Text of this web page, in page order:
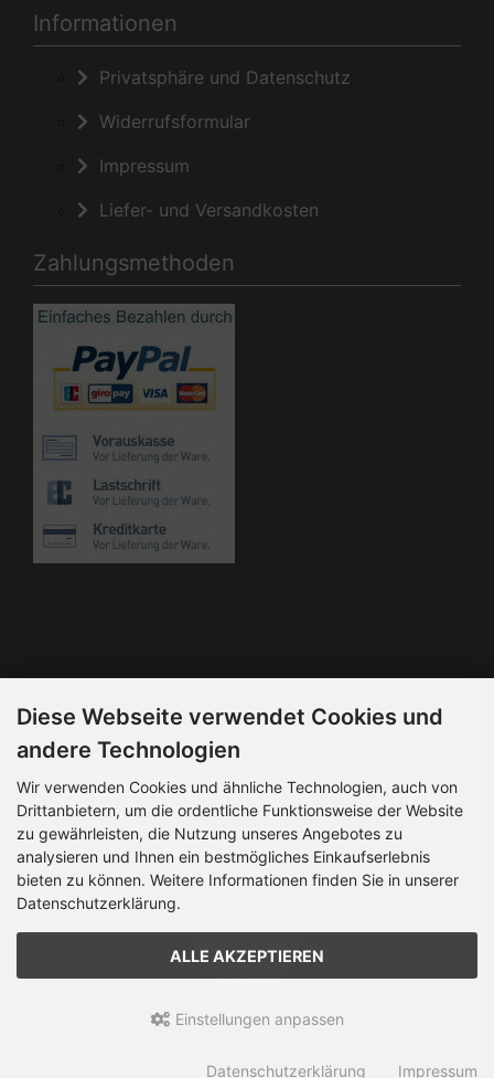
Informationen
Privatsphäre und Datenschutz
Widerrufsformular
Impressum
Liefer- und Versandkosten
Zahlungsmethoden
Der Newsletter kann jederzeit hier oder in Ihrem Kundenkonto
abbestellt werden.
Diese Webseite verwendet Cookies und
andere Technologien
Wir verwenden Cookies und ähnliche Technologien, auch von
Drittanbietern, um die ordentliche Funktionsweise der Website
zu gewährleisten, die Nutzung unseres Angebotes zu
analysieren und Ihnen ein bestmögliches Einkaufserlebnis
bieten zu können. Weitere Informationen finden Sie in unserer
Datenschutzerklärung.
ALLE AKZEPTIEREN
Einstellungen anpassen
Datenschutzerklärung Impressum